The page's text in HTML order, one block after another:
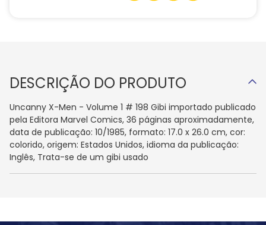
DESCRIÇÃO DO PRODUTO
Uncanny X-Men - Volume 1 # 198 Gibi importado publicado
pela Editora Marvel Comics, 36 páginas aproximadamente,
data de publicação: 10/1985, formato: 17.0 x 26.0 cm, cor:
colorido, origem: Estados Unidos, idioma da publicação:
Inglês, Trata-se de um gibi usado